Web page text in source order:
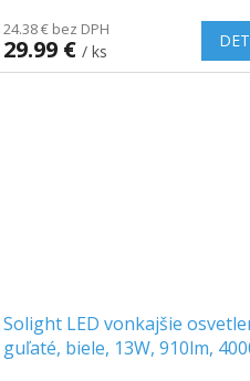
produktu
je
4.9
24.38 € bez DPH
29.99 € / ks
Solight LED vonkajšie
guľaté, biele, 13W, 910lm,